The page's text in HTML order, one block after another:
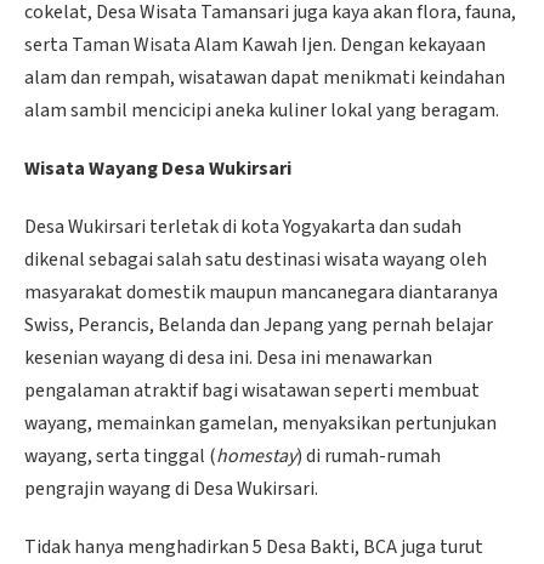
cokelat, Desa Wisata Tamansari juga kaya akan flora, fauna,
serta Taman Wisata Alam Kawah Ijen. Dengan kekayaan
alam dan rempah, wisatawan dapat menikmati keindahan
alam sambil mencicipi aneka kuliner lokal yang beragam.
Wisata Wayang Desa Wukirsari
Desa Wukirsari terletak di kota Yogyakarta dan sudah
dikenal sebagai salah satu destinasi wisata wayang oleh
masyarakat domestik maupun mancanegara diantaranya
Swiss, Perancis, Belanda dan Jepang yang pernah belajar
kesenian wayang di desa ini. Desa ini menawarkan
pengalaman atraktif bagi wisatawan seperti membuat
wayang, memainkan gamelan, menyaksikan pertunjukan
wayang, serta tinggal (homestay) di rumah-rumah
pengrajin wayang di Desa Wukirsari.
Tidak hanya menghadirkan 5 Desa Bakti, BCA juga turut